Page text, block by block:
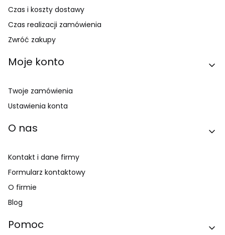
Czas i koszty dostawy
Czas realizacji zamówienia
Zwróć zakupy
Moje konto
Twoje zamówienia
Ustawienia konta
O nas
Kontakt i dane firmy
Formularz kontaktowy
O firmie
Blog
Pomoc